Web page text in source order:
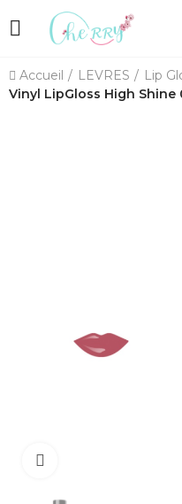
Accueil LEVRES
Lip
Vinyl LipGloss High Shine